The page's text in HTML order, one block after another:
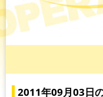
2011年09月03日